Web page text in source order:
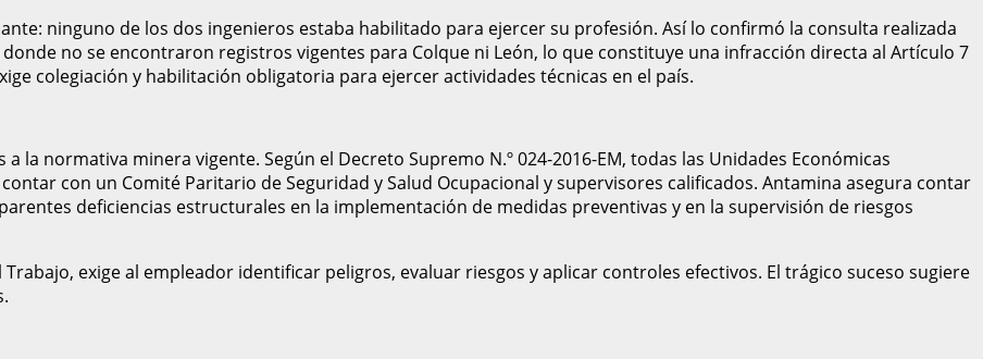
ninguno de los dos ingenieros estaba habilitado para ejercer su profesión. Así lo confirmó la consulta realizada
no se encontraron registros vigentes para Colque ni León, lo que constituye una infracción directa al Artículo 7
colegiación y habilitación obligatoria para ejercer actividades técnicas en el país.
la normativa minera vigente. Según el Decreto Supremo N.º 024-2016-EM, todas las Unidades Económicas
con un Comité Paritario de Seguridad y Salud Ocupacional y supervisores calificados. Antamina asegura contar
deficiencias estructurales en la implementación de medidas preventivas y en la supervisión de riesgos
Trabajo, exige al empleador identificar peligros, evaluar riesgos y aplicar controles efectivos. El trágico suceso sugiere